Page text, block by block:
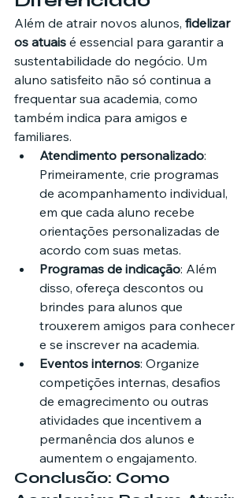
Além de atrair novos alunos, fidelizar
os atuais é essencial para garantir a
sustentabilidade do negócio. Um
aluno satisfeito não só continua a
frequentar sua academia, como
também indica para amigos e
familiares.
Atendimento personalizado:
Primeiramente, crie programas
de acompanhamento individual,
em que cada aluno recebe
orientações personalizadas de
acordo com suas metas.
Programas de indicação: Além
disso, ofereça descontos ou
brindes para alunos que
trouxerem amigos para conhecer
e se inscrever na academia.
Eventos internos: Organize
competições internas, desafios
de emagrecimento ou outras
atividades que incentivem a
permanência dos alunos e
aumentem o engajamento.
Conclusão: Como